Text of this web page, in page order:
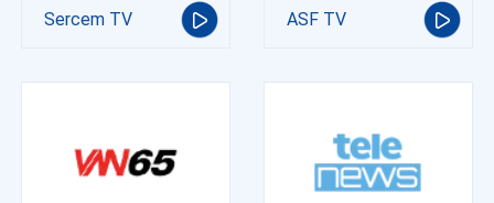
Sercem TV ASF TV